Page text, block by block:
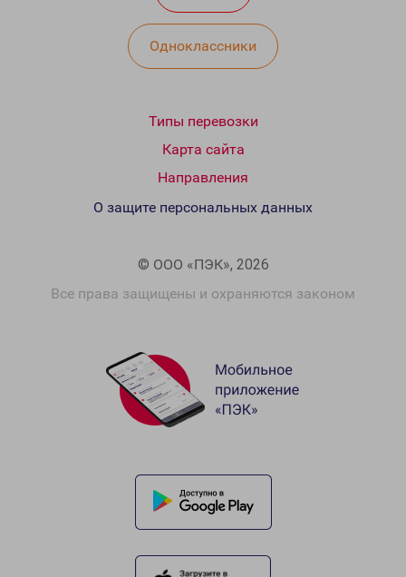
Одноклассники
Типы перевозки
Карта сайта
Направления
© ООО «ПЭК», 2026
Все права защищены и охраняются законом
О защите персональных данных